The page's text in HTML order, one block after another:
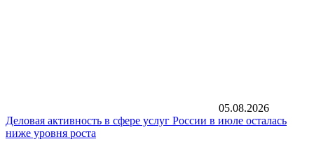
05.08.2026
Деловая активность в сфере услуг России в июле осталась
ниже уровня роста